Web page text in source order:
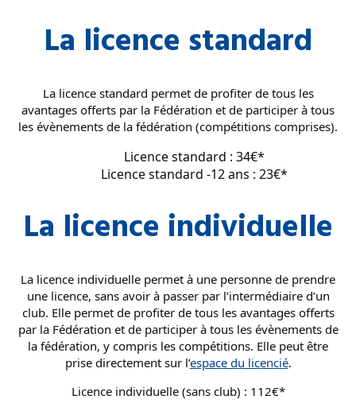
La licence standard
La licence standard permet de profiter de tous les
avantages offerts par la Fédération et de participer à tous
les évènements de la fédération (compétitions comprises).
Licence standard : 34€*
Licence standard -12 ans : 23€*
La licence individuelle
La licence individuelle permet à une personne de prendre
une licence, sans avoir à passer par l’intermédiaire d’un
club. Elle permet de profiter de tous les avantages offerts
par la Fédération et de participer à tous les évènements de
la fédération, y compris les compétitions. Elle peut être
prise directement sur l’espace du licencié.
Licence individuelle (sans club) : 112€*